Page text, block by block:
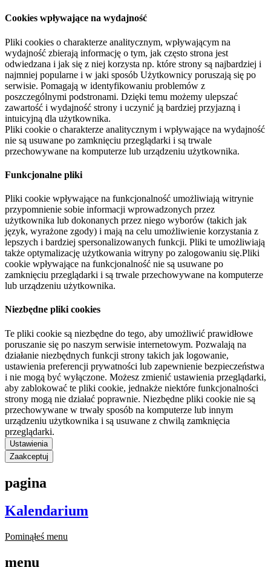
Cookies wpływające na wydajność
Pliki cookies o charakterze analitycznym, wpływającym na
wydajność zbierają informację o tym, jak często strona jest
odwiedzana i jak się z niej korzysta np. które strony są najbardziej i
najmniej popularne i w jaki sposób Użytkownicy poruszają się po
serwisie. Pomagają w identyfikowaniu problemów z
poszczególnymi podstronami. Dzięki temu możemy ulepszać
zawartość i wydajność strony i uczynić ją bardziej przyjazną i
intuicyjną dla użytkownika.
Pliki cookie o charakterze analitycznym i wpływające na wydajność
nie są usuwane po zamknięciu przeglądarki i są trwale
przechowywane na komputerze lub urządzeniu użytkownika.
Funkcjonalne pliki
Pliki cookie wpływające na funkcjonalność umożliwiają witrynie
przypomnienie sobie informacji wprowadzonych przez
użytkownika lub dokonanych przez niego wyborów (takich jak
język, wyrażone zgody) i mają na celu umożliwienie korzystania z
lepszych i bardziej spersonalizowanych funkcji. Pliki te umożliwiają
także optymalizację użytkowania witryny po zalogowaniu się.Pliki
cookie wpływające na funkcjonalność nie są usuwane po
zamknięciu przeglądarki i są trwale przechowywane na komputerze
lub urządzeniu użytkownika.
Niezbędne pliki cookies
Te pliki cookie są niezbędne do tego, aby umożliwić prawidłowe
poruszanie się po naszym serwisie internetowym. Pozwalają na
działanie niezbędnych funkcji strony takich jak logowanie,
ustawienia preferencji prywatności lub zapewnienie bezpieczeństwa
i nie mogą być wyłączone. Możesz zmienić ustawienia przeglądarki,
aby zablokować te pliki cookie, jednakże niektóre funkcjonalności
strony mogą nie działać poprawnie. Niezbędne pliki cookie nie są
przechowywane w trwały sposób na komputerze lub innym
urządzeniu użytkownika i są usuwane z chwilą zamknięcia
przeglądarki.
Ustawienia
Zaakceptuj
pagina
Kalendarium
Pominąłeś menu
menu